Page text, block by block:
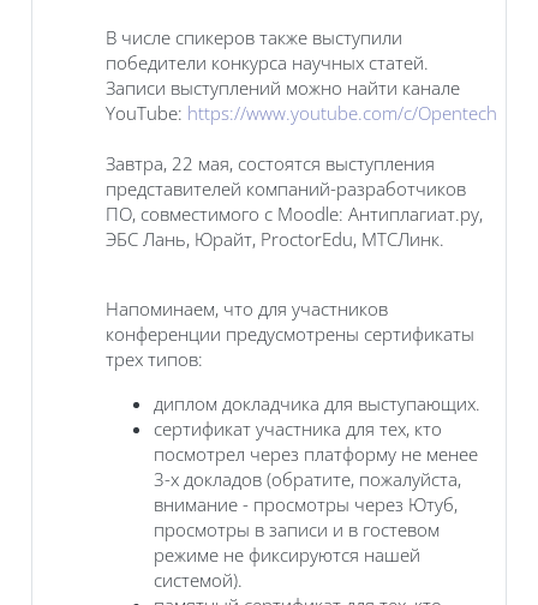
В числе спикеров также выступили
победители конкурса научных статей.
Записи выступлений можно найти канале
YouTube: https://www.youtube.com/c/
Завтра, 22 мая, состоятся выступления
представителей компаний-разработчиков
ПО, совместимого с Moodle: Антиплагиат.ру,
ЭБС Лань, Юрайт, ProctorEdu, МТСЛинк.
Напоминаем, что для участников
конференции предусмотрены сертификаты
трех типов:
диплом докладчика для выступающих.
сертификат участника для тех, кто
посмотрел через платформу не менее
3-х докладов (обратите, пожалуйста,
внимание - просмотры через Ютуб,
просмотры в записи и в гостевом
режиме не фиксируются нашей
системой).